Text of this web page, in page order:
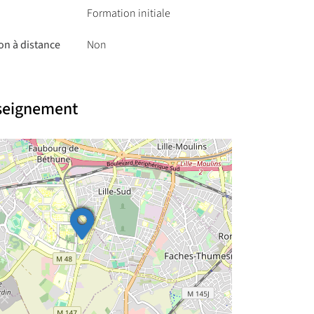
Formation initiale
à distance Non